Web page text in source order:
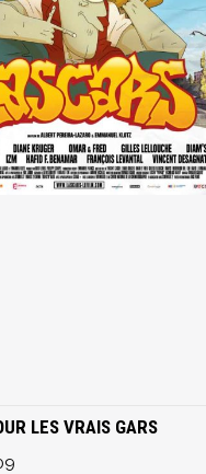
LES VRAIS GARS